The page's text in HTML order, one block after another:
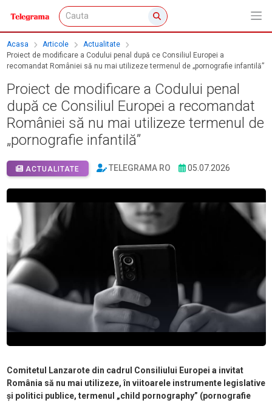
Acasa Articole
Actualitate
Proiect de modificare a Codului penal după ce Consiliul Europei a
recomandat României să nu mai utilizeze termenul de „pornografie infantilă”
Proiect de modificare a Codului penal
după ce Consiliul Europei a recomandat
României să nu mai utilizeze termenul de
„pornografie infantilă”
ACTUALITATE TELEGRAMA RO 05.07.2026
Comitetul Lanzarote din cadrul Consiliului Europei a invitat
România să nu mai utilizeze, în viitoarele instrumente legislative
şi politici publice, termenul „child pornography” (pornografie